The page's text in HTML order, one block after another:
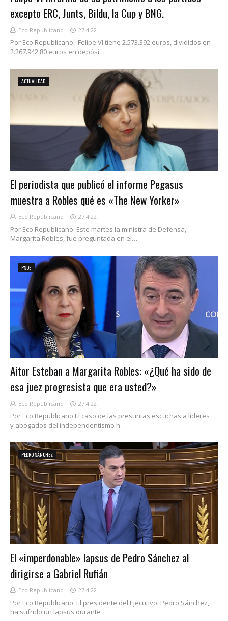
excepto ERC, Junts, Bildu, la Cup y BNG.
Eco Republicano 27.4.22
Por Eco Republicano. Felipe VI tiene 2.573.392 euros, divididos en
2.267.942,80 euros en depósi…
ACTUALIDAD
El periodista que publicó el informe Pegasus
muestra a Robles qué es «The New Yorker»
Eco Republicano 27.4.22
Por Eco Republicano. Este martes la ministra de Defensa,
Margarita Robles, fue preguntada en el…
PSOE
Aitor Esteban a Margarita Robles: «¿Qué ha sido de
esa juez progresista que era usted?»
Eco Republicano 27.4.22
Por Eco Republicano El caso de las presuntas escuchas a líderes
y abogados del independentismo h…
PEDRO SÁNCHEZ
El «imperdonable» lapsus de Pedro Sánchez al
dirigirse a Gabriel Rufián
Eco Republicano 27.4.22
Por Eco Republicano. El presidente del Ejecutivo, Pedro Sánchez,
ha sufrido un lapsus durante …